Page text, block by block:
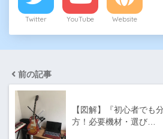
Twitter YouTube Website
前の記事
【図解】『初心者でも
方！必要機材・選び…